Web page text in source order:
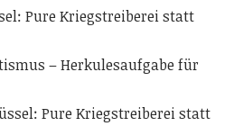
Pure Kriegstreiberei statt
– Herkulesaufgabe für
Pure Kriegstreiberei statt